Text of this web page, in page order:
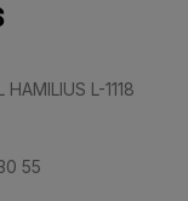
L-1118
55